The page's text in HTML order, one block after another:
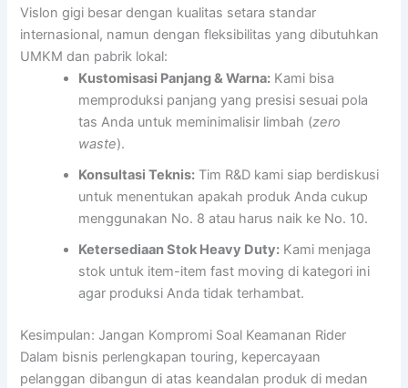
Vislon gigi besar dengan kualitas setara standar
internasional, namun dengan fleksibilitas yang dibutuhkan
UMKM dan pabrik lokal:
Kustomisasi Panjang & Warna: Kami bisa
memproduksi panjang yang presisi sesuai pola
tas Anda untuk meminimalisir limbah (zero
waste).
Konsultasi Teknis: Tim R&D kami siap berdiskusi
untuk menentukan apakah produk Anda cukup
menggunakan No. 8 atau harus naik ke No. 10.
Ketersediaan Stok Heavy Duty: Kami menjaga
stok untuk item-item fast moving di kategori ini
agar produksi Anda tidak terhambat.
Kesimpulan: Jangan Kompromi Soal Keamanan Rider
Dalam bisnis perlengkapan touring, kepercayaan
pelanggan dibangun di atas keandalan produk di medan